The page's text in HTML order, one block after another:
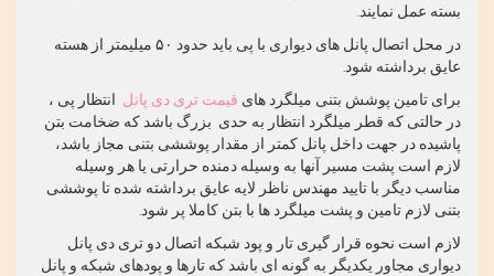
بسته عمل نمایند.
در محل اتصال پانل های دیواری با پی باید حدود ۵۰ میلیمتر از هسته
عایق برداشته شود.
برای تامین پوشش بتنی میلگرد های قیمت تری دی پانل انتظار پی ،
در حالتی که قطر میلگرد انتظار به حدی بزرگ باشد که ضخامت بتن
پاشیده در جهت داخل پانل کمتر از مقدار پوششی بتنی مجاز باشد،
لازم است پشت مسیر آنها به وسیله دمنده حرارتی یا هر وسیله
مناسب دیگر با تایید مهندس ناظر لایه عایق برداشته شده تا پوششی
بتنی لازم تامین و پشت میلگرد ها با بتن کاملا پر شود.
لازم است نحوه قرار گیری تار و پود شبکه اتصال دو تری دی پانل
دیواری مجاور یکدیگر به گونه ای باشد که تارها و پودهای شبکه و پانل